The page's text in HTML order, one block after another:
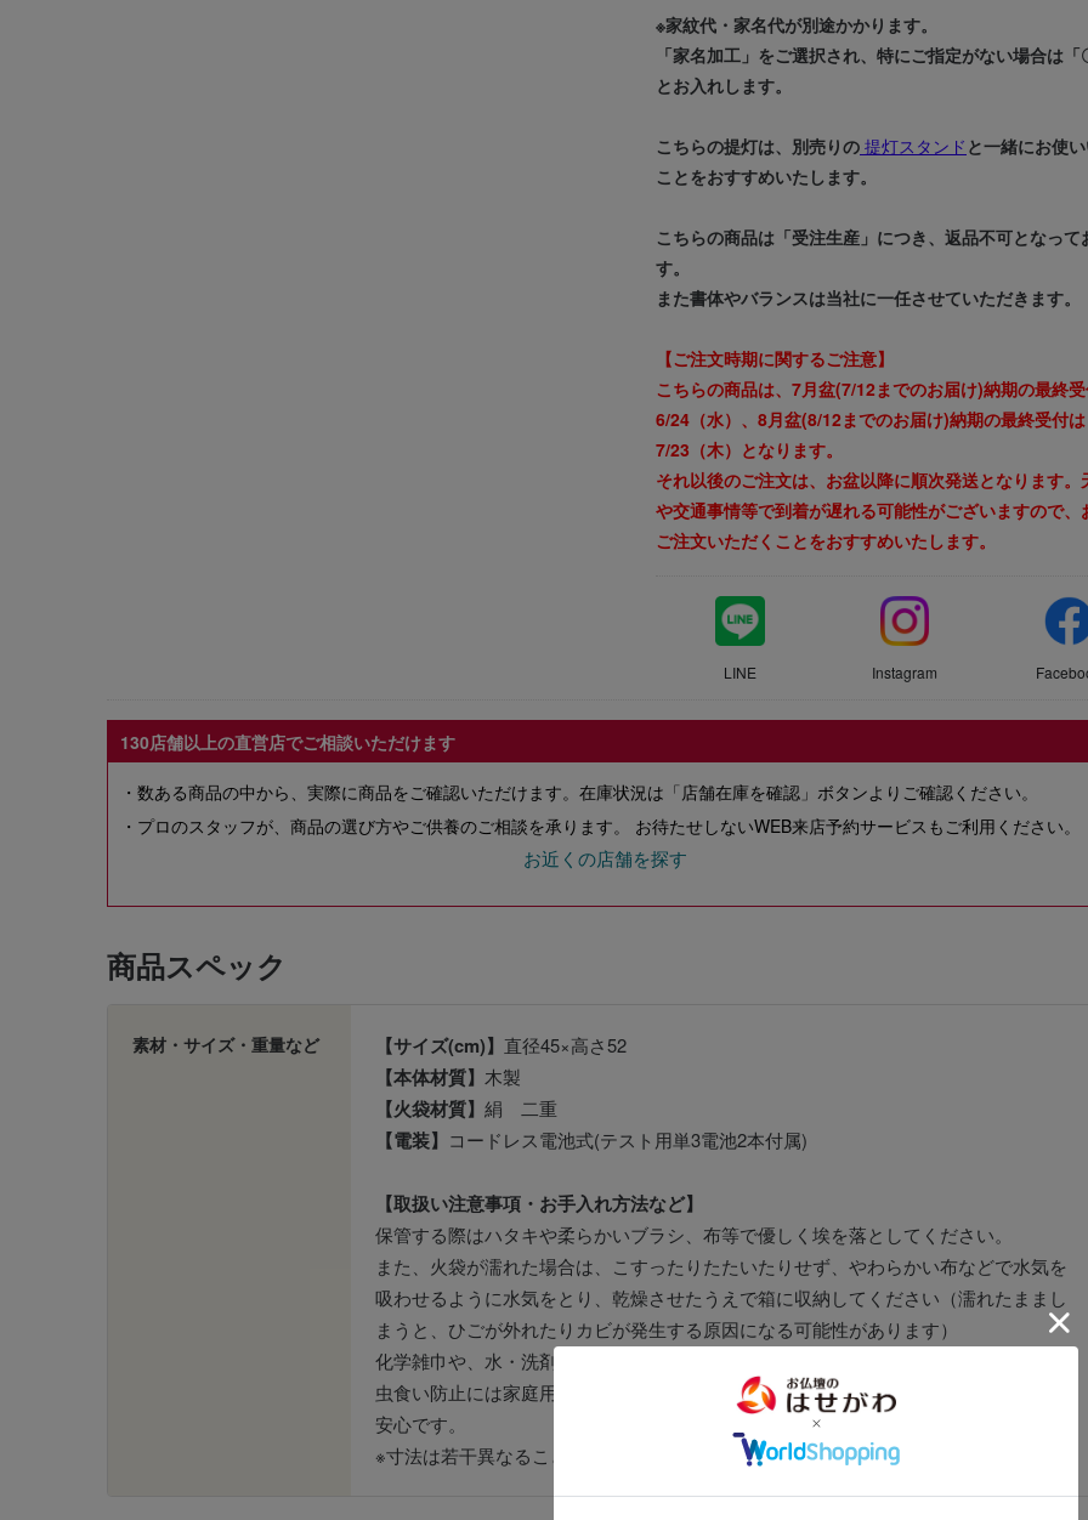
※家紋代・家名代が別途かかります。
「家名加工」をご選択され、特にご指定がない場合は「
とお入れします。
こちらの提灯は、別売りの 提灯スタンド と一緒にお使
ことをおすすめいたします。
こちらの商品は「受注生産」につき、返品不可となって
す。
また書体やバランスは当社に一任させていただきます。
【ご注文時期に関するご注意】
こちらの商品は、7月盆(7/12までのお届け)納期の最終
6/24（水）、8月盆(8/12までのお届け)納期の最終受付は
7/23（木）となります。
それ以後のご注文は、お盆以降に順次発送となります。
や交通事情等で到着が遅れる可能性がございますので、
ご注文いただくことをおすすめいたします。
LINE Instagram
130店舗以上の直営店でご相談いただけます
・数ある商品の中から、実際に商品をご確認いただけます。在庫状況は「店舗在庫を確認」ボタンよりご確認ください。
・プロのスタッフが、商品の選び方やご供養のご相談を承ります。 お待たせしないWEB来店予約サービスもご利用ください。
お近くの店舗を探す
商品スペック
素材・サイズ・重量など 【サイズ(cm)】 直径45×高さ52
【本体材質】 木製
【火袋材質】 絹 二重
【電装】 コードレス電池式(テスト用単3電池2本付属)
【取扱い注意事項・お手入れ方法など】
保管する際はハタキや柔らかいブラシ、布等で優しく埃を落としてください。
また、火袋が濡れた場合は、こすったりたたいたりせず、やわらかい布などで水気を
吸わせるように水気をとり、乾燥させたうえで箱に収納してください（濡れたままし
まうと、ひごが外れたりカビが発生する原因になる可能性があります）
化学雑巾や、水・洗剤、揮発性の薬品、殺虫剤は使用しないでください。
虫食い防止には家庭用の防虫剤を製品に直接触れないように箱に同梱していただくと
安心です。
※寸法は若干異なることがございます。